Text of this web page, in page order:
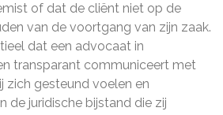
of dat de cliënt niet op de
van de voortgang van zijn zaak.
dat een advocaat in
transparant communiceert met
zich gesteund voelen en
de juridische bijstand die zij